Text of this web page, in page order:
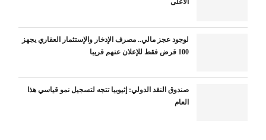
الأعلى
لوجود عجز مالي.. مصرف الإدخار والإستثمار العقاري يجهز
100 قرض فقط للإعلان عنهم قريبا
صندوق النقد الدولي: إثيوبيا تتجه لتسجيل نمو قياسي هذا
العام